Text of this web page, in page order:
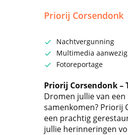
Priorij Corsendonk
Nachtvergunning
Multimedia aanwezig
Fotoreportage
Priorij Corsendonk
Dromen jullie van
samenkomen? Priorij
een prachtig
jullie herinneringen